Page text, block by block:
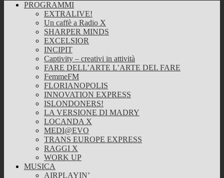
PROGRAMMI
EXTRALIVE!
Un caffè a Radio X
SHARPER MINDS
EXCELSIOR
INCIPIT
Captivity – creativi in attività
FARE DELL’ARTE L’ARTE DEL FARE
FemmeFM
FLORIANOPOLIS
INNOVATION EXPRESS
ISLONDONERS!
LA VERSIONE DI MADRY
LOCANDA X
MEDI@EVO
TRANS EUROPE EXPRESS
RAGGI X
WORK UP
MUSICA
AIRPLAYIN’